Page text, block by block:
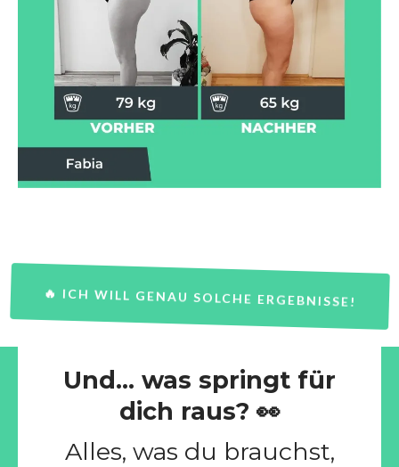
🔥 ICH WILL GENAU SOLCHE ERGEBNISSE!
Und… was springt für
dich raus? 👀
Alles, was du brauchst,